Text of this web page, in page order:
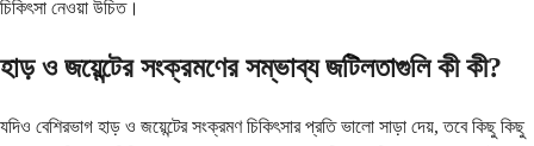
চিকিৎসা নেওয়া উচিত।
হাড় ও জয়েন্টের সংক্রমণের সম্ভাব্য জটিলতাগুলি কী কী?
যদিও বেশিরভাগ হাড় ও জয়েন্টের সংক্রমণ চিকিৎসার প্রতি ভালো সাড়া দেয়, তবে কিছু কিছু